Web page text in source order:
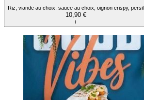
Riz, viande au choix, sauce au choix, oignon crispy, persil
10,90 €
+